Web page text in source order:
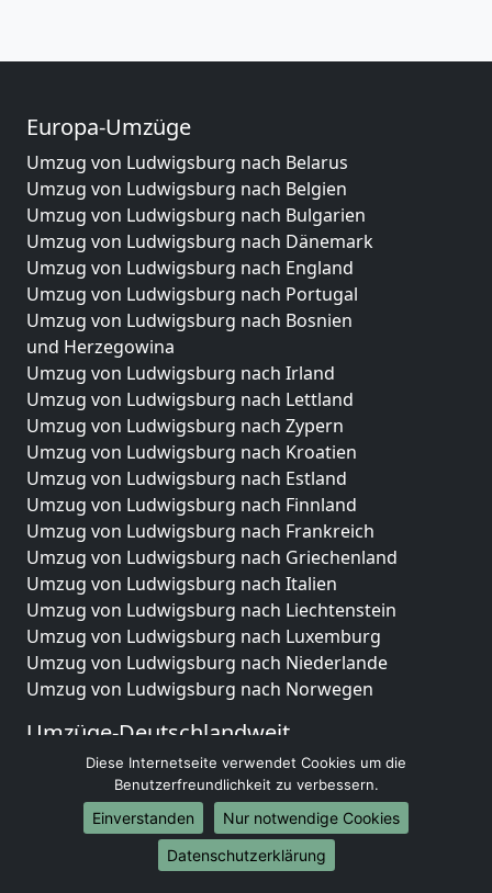
Europa-Umzüge
Umzug von Ludwigsburg nach Belarus
Umzug von Ludwigsburg nach Belgien
Umzug von Ludwigsburg nach Bulgarien
Umzug von Ludwigsburg nach Dänemark
Umzug von Ludwigsburg nach England
Umzug von Ludwigsburg nach Portugal
Umzug von Ludwigsburg nach Bosnien
und Herzegowina
Umzug von Ludwigsburg nach Irland
Umzug von Ludwigsburg nach Lettland
Umzug von Ludwigsburg nach Zypern
Umzug von Ludwigsburg nach Kroatien
Umzug von Ludwigsburg nach Estland
Umzug von Ludwigsburg nach Finnland
Umzug von Ludwigsburg nach Frankreich
Umzug von Ludwigsburg nach Griechenland
Umzug von Ludwigsburg nach Italien
Umzug von Ludwigsburg nach Liechtenstein
Umzug von Ludwigsburg nach Luxemburg
Umzug von Ludwigsburg nach Niederlande
Umzug von Ludwigsburg nach Norwegen
Umzüge-Deutschlandweit
Umzug von Ludwigsburg nach Berlin
Umzug von Ludwigsburg nach Hamburg
Umzug von Ludwigsburg nach München
Umzug von Ludwigsburg nach Köln
Umzug von Ludwigsburg nach Frankfurt am Main
Diese Internetseite verwendet Cookies um die
Benutzerfreundlichkeit zu verbessern.
Einverstanden
Nur notwendige Cookies
Datenschutzerklärung